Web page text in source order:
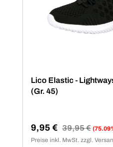
Lico Elastic -
(Gr. 45)
Verkaufspreis:
9,95 € Regulärer Preis:
39,95 €
Preise inkl. MwSt. zzgl.